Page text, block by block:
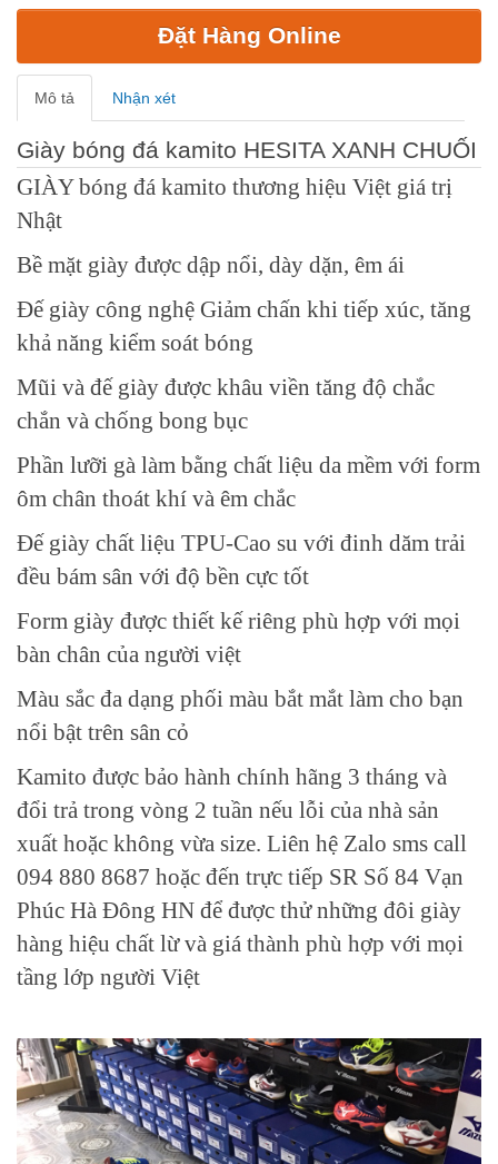
Đặt Hàng Online
Mô tả Nhận xét
Giày bóng đá kamito HESITA XANH CHUỐI
GIÀY bóng đá kamito thương hiệu Việt giá trị
Nhật
Bề mặt giày được dập nổi, dày dặn, êm ái
Đế giày công nghệ Giảm chấn khi tiếp xúc, tăng
khả năng kiểm soát bóng
Mũi và đế giày được khâu viền tăng độ chắc
chắn và chống bong bục
Phần lưỡi gà làm bằng chất liệu da mềm với form
ôm chân thoát khí và êm chắc
Đế giày chất liệu TPU-Cao su với đinh dăm trải
đều bám sân với độ bền cực tốt
Form giày được thiết kế riêng phù hợp với mọi
bàn chân của người việt
Màu sắc đa dạng phối màu bắt mắt làm cho bạn
nổi bật trên sân cỏ
Kamito được bảo hành chính hãng 3 tháng và
đổi trả trong vòng 2 tuần nếu lỗi của nhà sản
xuất hoặc không vừa size. Liên hệ Zalo sms call
094 880 8687 hoặc đến trực tiếp SR Số 84 Vạn
Phúc Hà Đông HN để được thử những đôi giày
hàng hiệu chất lừ và giá thành phù hợp với mọi
tầng lớp người Việt